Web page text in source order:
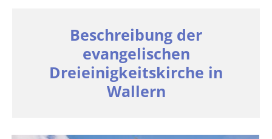
Beschreibung der
evangelischen
Dreieinigkeitskirche in
Wallern